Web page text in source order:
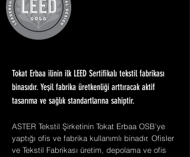
Tokat Erbaa ilinin ilk LEED Sertifikalı tekstil fabrikası
binasıdır. Yeşil fabrika üretkenliği arttıracak aktif
tasarıma ve sağlık standartlarına sahiptir.
ASTER Tekstil Şirketinin Tokat Erbaa OSB’ye
yaptığı ofis ve fabrika kullanımlı binadır. Ofisler
ve Tekstil Fabrikası üretim, depolama ve ofis